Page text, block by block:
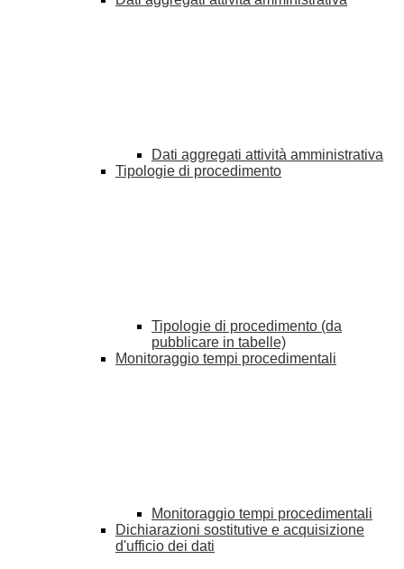
Dati aggregati attività amministrativa
Tipologie di procedimento
Tipologie di procedimento (da
pubblicare in tabelle)
Monitoraggio tempi procedimentali
Monitoraggio tempi procedimentali
Dichiarazioni sostitutive e acquisizione
d'ufficio dei dati